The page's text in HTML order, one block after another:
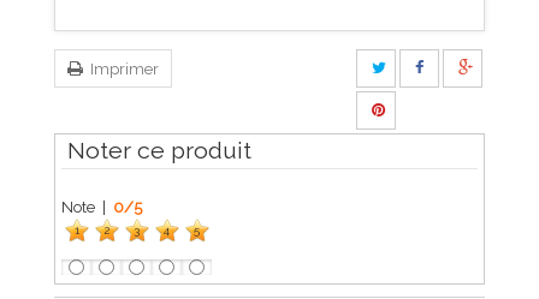
Imprimer
Noter ce produit
Note | 0/5
1 2 3 4 5